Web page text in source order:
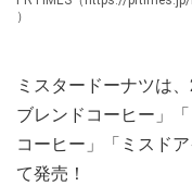
）
ミスタードーナツは
ブレンドコーヒー」
コーヒー」「ミスド
て発売！